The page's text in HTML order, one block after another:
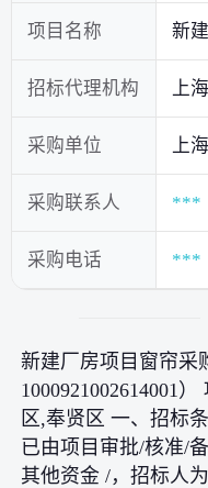
项目名称 新
招标代理机构 上
采购单位 上
采购联系人 ***
采购电话 ***
新建厂房项目窗帘采
1000921002614001
区,奉贤区 一、招标
已由项目审批/核准/
其他资金 /，招标人